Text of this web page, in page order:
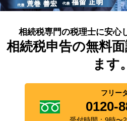
相続税専門の税理士に安心
相続税申告の無料
ます。
フリー
0120-